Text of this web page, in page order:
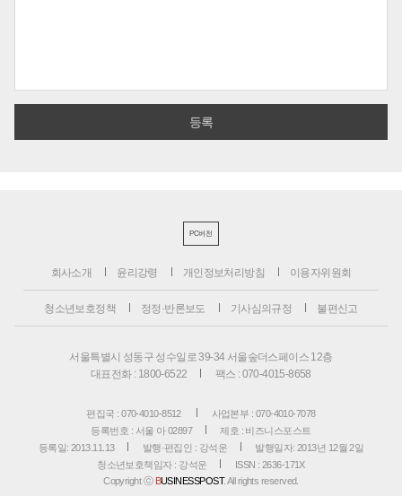
PC버전
회사소개 윤리강령 개인정보처리방침 이용자위원회
청소년보호정책 정정·반론보도 기사심의규정 불편신고
서울특별시 성동구 성수일로 39-34 서울숲더스페이스 12층
대표전화 : 1800-6522
팩스 : 070-4015-8658
편집국 : 070-4010-8512
사업본부 : 070-4010-7078
등록번호 : 서울 아 02897
제호 : 비즈니스포스트
등록일: 2013.11.13
발행·편집인 : 강석운
발행일자: 2013년 12월 2일
청소년보호책임자 : 강석운
ISSN : 2636-171X
Copyright ⓒ BUSINESSPOST. All rights reserved.